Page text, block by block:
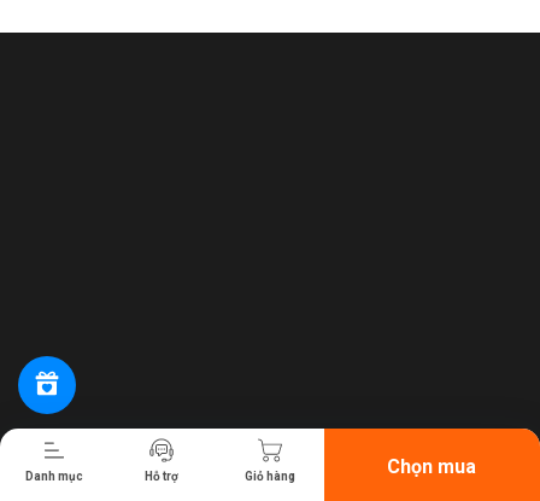
Danh mục Hỗ trợ Giỏ hàng Chọn mua
Tiến hành thanh toán